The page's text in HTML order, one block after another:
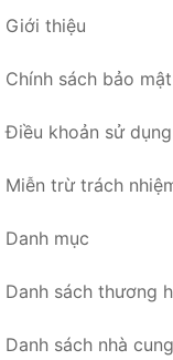
Giới thiệu
Chính sách bảo mật
Điều khoản sử dụng
Miễn trừ trách
Danh mục
Danh sách thương
Danh sách nhà